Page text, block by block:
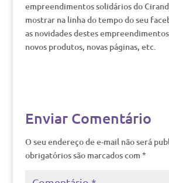
empreendimentos solidários do
mostrar na linha do tempo do seu
as novidades destes
novos produtos, novas páginas, etc.
Enviar Comentário
O seu endereço de e-mail não será
obrigatórios são marcados com *